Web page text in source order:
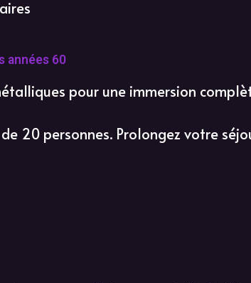
années 60
pour une immersion
20 personnes. Prolongez votre